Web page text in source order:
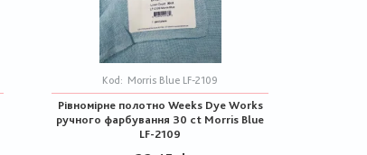
Kod: Morris Blue LF-2109
Рівномірне полотно Weeks Dye Works
ручного фарбування 30 ct Morris Blue
LF-2109